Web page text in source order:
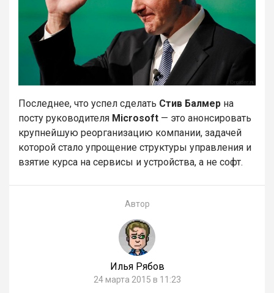
Последнее, что успел сделать Стив Балмер на
посту руководителя Microsoft — это анонсировать
крупнейшую реорганизацию компании, задачей
которой стало упрощение структуры управления и
взятие курса на сервисы и устройства, а не софт.
Автор
Илья Рябов
24 марта 2015 в 11:23